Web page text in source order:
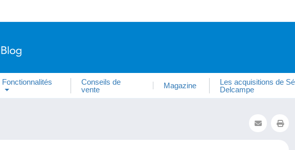
Fonctionnalités
Conseils de
vente
Magazine
Les acquisitions de
Delcampe